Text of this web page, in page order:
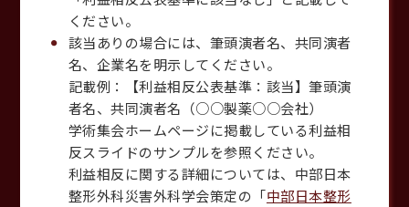
ください。
該当ありの場合には、筆頭演者名、共同演者
名、企業名を明示してください。
記載例：【利益相反公表基準：該当】筆頭演
者名、共同演者名（○○製薬○○会社）
学術集会ホームページに掲載している利益相
反スライドのサンプルを参照ください。
利益相反に関する詳細については、中部日本
整形外科災害外科学会策定の「中部日本整形